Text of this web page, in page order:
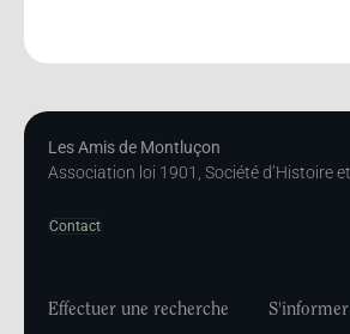
Les Amis de Montluçon
Association loi 1901, Société d’Histoire
Contact
Effectuer une recherche S'informer